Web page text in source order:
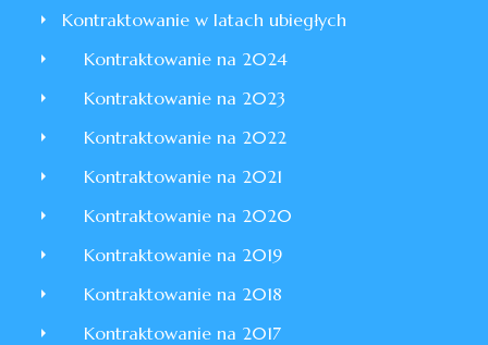
Kontraktowanie w latach ubiegłych
Kontraktowanie na 2024
Kontraktowanie na 2023
Kontraktowanie na 2022
Kontraktowanie na 2021
Kontraktowanie na 2020
Kontraktowanie na 2019
Kontraktowanie na 2018
Kontraktowanie na 2017